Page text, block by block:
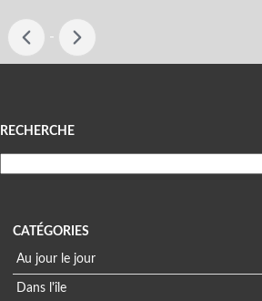
-
Menu
RECHERCHE
CATÉGORIES
Au jour le jour
Dans l'île